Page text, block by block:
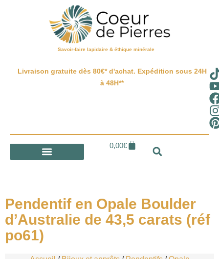
Savoir-faire lapidaire & éthique minérale
Livraison gratuite dès 80€* d'achat. Expédition sous 24H
à 48H**
0,00€
Pendentif en Opale Boulder
d’Australie de 43,5 carats (réf
po61)